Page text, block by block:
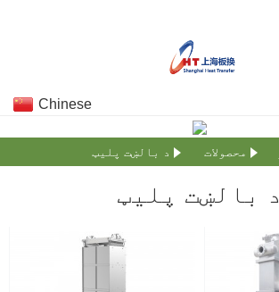
Chinese
محصولات د بالښت پلیټ
د بالښت پلیټ